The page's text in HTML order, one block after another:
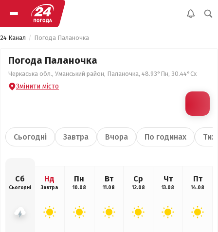
24 Канал Погода Паланочка
Погода Паланочка
Черкаська обл., Уманський район, Паланочка, 48.93°Пн, 30.44°Сх
Змінити місто
Сьогодні Завтра Вчора По годинах
Сб
Сьогодні
Нд
Завтра
Пн
10.08
Вт
11.08
Ср
12.08
Чт
13.08
Пт
14.08